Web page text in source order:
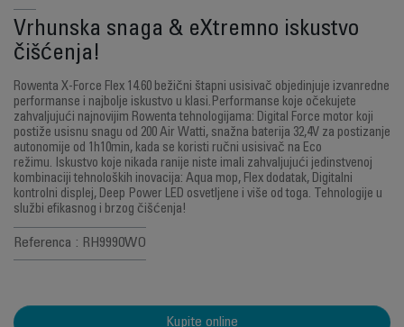
Vrhunska snaga & eXtremno iskustvo
čišćenja!
Rowenta X-Force Flex 14.60 bežični štapni usisivač objedinjuje izvanredne
performanse i najbolje iskustvo u klasi.Performanse koje očekujete
zahvaljujući najnovijim Rowenta tehnologijama: Digital Force motor koji
postiže usisnu snagu od 200 Air Watti, snažna baterija 32,4V za postizanje
autonomije od 1h10min, kada se koristi ručni usisivač na Eco
režimu. Iskustvo koje nikada ranije niste imali zahvaljujući jedinstvenoj
kombinaciji tehnoloških inovacija: Aqua mop, Flex dodatak, Digitalni
kontrolni displej, Deep Power LED osvetljene i više od toga. Tehnologije u
službi efikasnog i brzog čišćenja!
Referenca : RH9990WO
Kupite online